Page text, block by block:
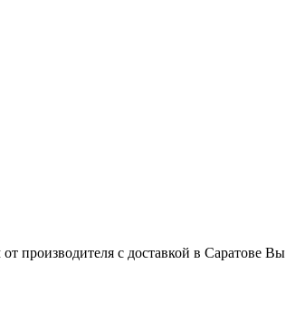
производителя с доставкой в Саратове